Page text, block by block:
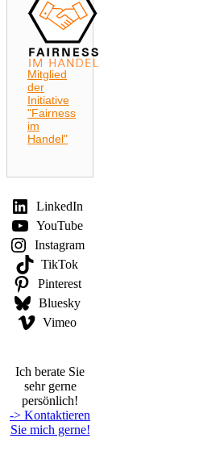
Mitglied
der
Initiative
"Fairness
im
Handel"
LinkedIn
YouTube
Instagram
TikTok
Pinterest
Bluesky
Vimeo
Ich berate Sie
sehr gerne
persönlich!
-> Kontaktieren
Sie mich gerne!